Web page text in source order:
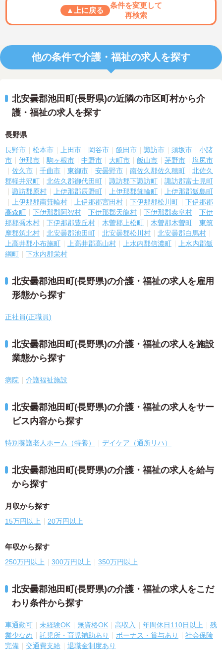
▲上に戻る
条件を変更して
再検索
他の条件で介護・福祉の求人を探す
北安曇郡池田町(長野県)の近隣の市区町村から介
護・福祉の求人を探す
長野県
長野市 松本市 上田市 岡谷市 飯田市 諏訪市 須坂市
小諸
市
伊那市 駒ヶ根市 中野市 大町市 飯山市 茅野市
塩尻市
佐久市
千曲市 東御市 安曇野市 南佐久郡佐久穂町
北佐久
郡軽井沢町
北佐久郡御代田町 諏訪郡下諏訪町
諏訪郡富士見町
諏訪郡原村
上伊那郡辰野町 上伊那郡箕輪町
上伊那郡飯島町
上伊那郡南箕輪村
上伊那郡宮田村 下伊那郡松川町
下伊那郡
高森町
下伊那郡阿智村 下伊那郡天龍村 下伊那郡泰阜村
下伊
那郡喬木村
下伊那郡豊丘村 木曽郡上松町 木曽郡木曽町
東筑
摩郡筑北村
北安曇郡池田町 北安曇郡松川村
北安曇郡白馬村
上高井郡小布施町
上高井郡高山村 上水内郡信濃町
上水内郡飯
綱町
下水内郡栄村
北安曇郡池田町(長野県)の介護・福祉の求人を雇用
形態から探す
正社員(正職員)
北安曇郡池田町(長野県)の介護・福祉の求人を施設
業態から探す
病院 介護福祉施設
北安曇郡池田町(長野県)の介護・福祉の求人をサー
ビス内容から探す
特別養護老人ホーム（特養） デイケア（通所リハ）
北安曇郡池田町(長野県)の介護・福祉の求人を給与
から探す
月収から探す
15万円以上 20万円以上
年収から探す
250万円以上 300万円以上 350万円以上
北安曇郡池田町(長野県)の介護・福祉の求人をこだ
わり条件から探す
車通勤可 未経験OK 無資格OK 高収入 年間休日110日以上
残
業少なめ
託児所・育児補助あり ボーナス・賞与あり
社会保険
完備
交通費支給 退職金制度あり